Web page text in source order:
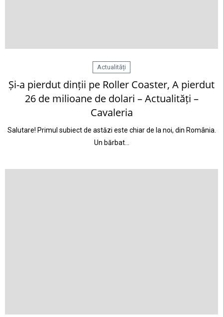
Actualități
Și-a pierdut dinții pe Roller Coaster, A pierdut
26 de milioane de dolari – Actualități –
Cavaleria
Salutare! Primul subiect de astăzi este chiar de la noi, din România.
Un bărbat…